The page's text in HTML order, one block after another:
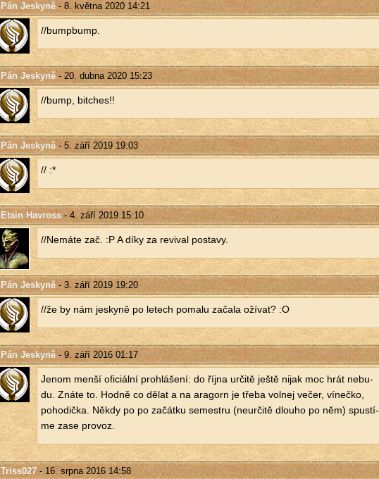
Pán Jeskyně- 8. května 2020 14:21
//bum­pbump.
Pán Jeskyně- 20. dubna 2020 15:23
//bump, bit­ches!!
Pán Jeskyně- 5. září 2019 19:03
// :*
Etain Havross- 4. září 2019 15:10
//Ne­má­te zač. :P A díky za re­vi­val po­sta­vy.
Pán Jeskyně- 3. září 2019 19:20
//že by nám jes­ky­ně po le­tech po­ma­lu za­ča­la oží­vat? :O
Pán Jeskyně- 9. září 2016 01:17
Jenom menší ofi­ci­ál­ní pro­hlá­še­ní: do října ur­či­tě ještě nijak moc hrát ne­bu­
du. Znáte to. Hodně co dělat a na ara­gorn je třeba vol­nej večer, ví­neč­ko,
po­ho­dič­ka. Někdy po po za­čát­ku se­mest­ru (ne­u­r­či­tě dlou­ho po něm) spus­tí­
me zase pro­voz.
Triss027- 16. srpna 2016 14:58